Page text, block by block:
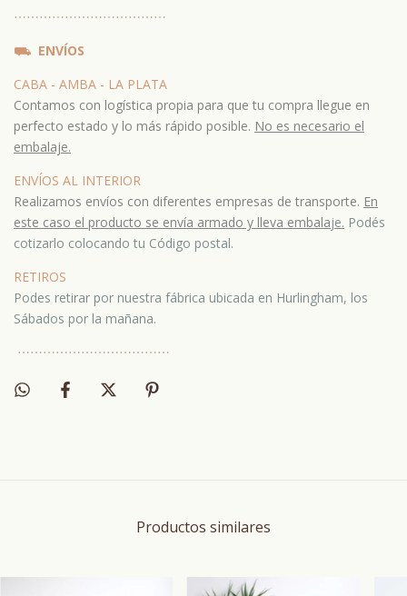
⋯⋯⋯⋯⋯⋯⋯⋯⋯⋯⋯⋯
⛟ ENVÍOS
CABA - AMBA - LA PLATA
Contamos con logística propia para que tu compra llegue en
perfecto estado y lo más rápido posible. No es necesario el
embalaje.
ENVÍOS AL INTERIOR
Realizamos envíos con diferentes empresas de transporte. En
este caso el producto se envía armado y lleva embalaje. Podés
cotizarlo colocando tu Código postal.
RETIROS
Podes retirar por nuestra fábrica ubicada en Hurlingham, los
Sábados por la mañana.
⋯⋯⋯⋯⋯⋯⋯⋯⋯⋯⋯⋯
Productos similares